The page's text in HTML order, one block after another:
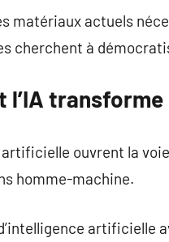
matériaux actuels
cherchent à
l’IA
artificielle ouvrent la
homme-machine.
artificielle